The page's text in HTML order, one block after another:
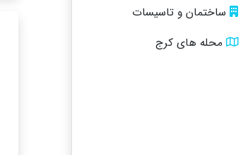
ساختمان و تاسیسات
محله های کرج